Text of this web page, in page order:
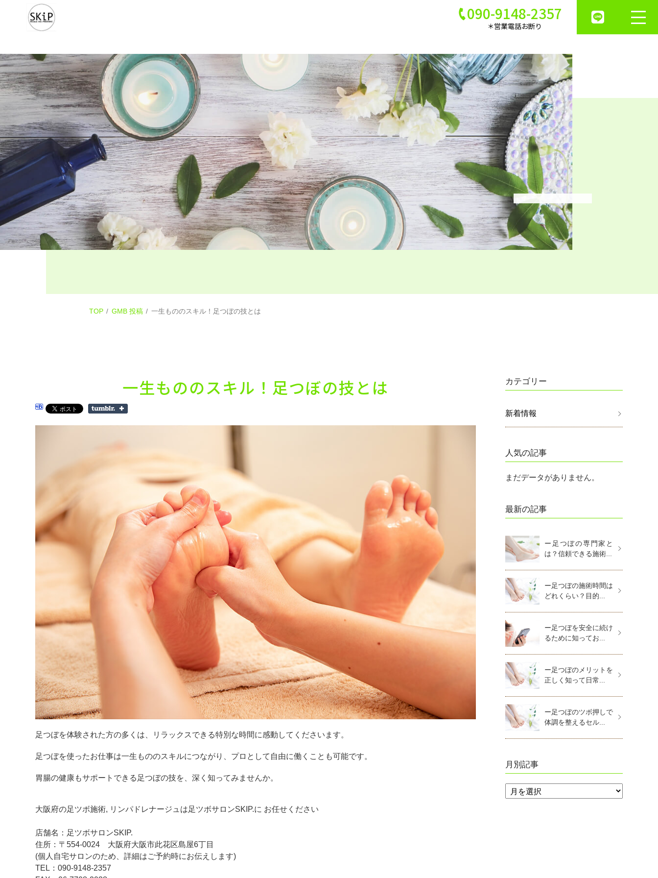
090-9148-2357
＊営業電話お断り
TOP GMB 投稿 一生もののスキル！足つぼの技とは
一生もののスキル！足つぼの技とは
足つぼを体験された方の多くは、リラックスできる特別な時間に感動してくださいます。
足つぼを使ったお仕事は一生もののスキルにつながり、プロとして自由に働くことも可能です。
胃腸の健康もサポートできる足つぼの技を、深く知ってみませんか。
大阪府の足ツボ施術, リンパドレナージュは足ツボサロンSKIP.に お任せください
店舗名：足ツボサロンSKIP.
住所：〒554-0024 大阪府大阪市此花区島屋6丁目
(個人自宅サロンのため、詳細はご予約時にお伝えします)
TEL：090-9148-2357
カテゴリー
新着情報
人気の記事
まだデータがありません。
最新の記事
ー足つぼの専門家と
は？信頼できる施術...
ー足つぼの施術時間は
どれくらい？目的...
ー足つぼを安全に続け
るために知ってお...
ー足つぼのメリットを
正しく知って日常...
ー足つぼのツボ押しで
体調を整えるセル...
月別記事